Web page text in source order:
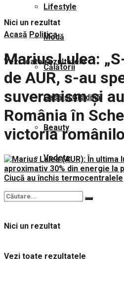
Lifestyle
Modă
Călătorii
Casă și Grădină
Beauty
Vedete
Nici un rezultat
Vezi toate rezultatele
Nici un rezultat
Vezi toate rezultatele
Acasă Politica
Marius Lulea:
de AUR, s-au
suveranism și
România în
victoria